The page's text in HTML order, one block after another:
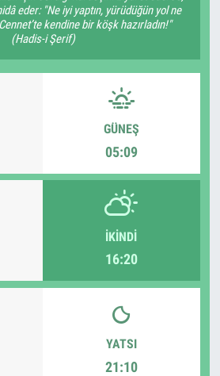
eder: "Ne iyi yaptın, yürüdüğün yol ne
kendine bir köşk hazırladın!"
(Hadis-i Şerif)
GÜNEŞ
05:09
İKINDI
16:20
YATSI
21:10